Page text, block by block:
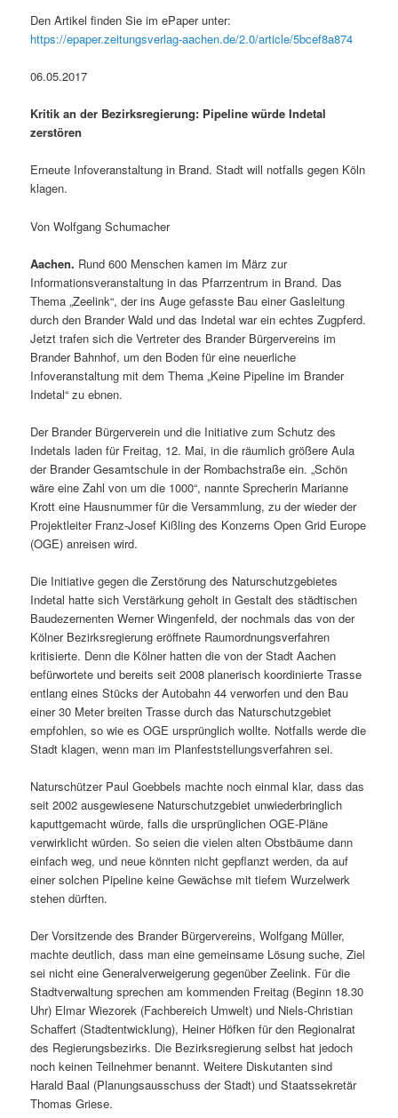
Den Artikel finden Sie im ePaper unter:
https://epaper.zeitungsverlag-aachen.de/2.0/article/5bcef8a874
06.05.2017
Kritik an der Bezirksregierung: Pipeline würde Indetal
zerstören
Erneute Infoveranstaltung in Brand. Stadt will notfalls gegen Köln
klagen.
Von Wolfgang Schumacher
Aachen. Rund 600 Menschen kamen im März zur
Informationsveranstaltung in das Pfarrzentrum in Brand. Das
Thema „Zeelink“, der ins Auge gefasste Bau einer Gas­leitung
durch den Brander Wald und das Indetal war ein echtes Zugpferd.
Jetzt trafen sich die Vertreter des Brander Bürgervereins im
Brander Bahnhof, um den Boden für eine neuerliche
Infoveranstaltung mit dem Thema „Keine Pipeline im Brander
Indetal“ zu ebnen.
Der Brander Bürgerverein und die Initiative zum Schutz des
Indetals laden für Freitag, 12. Mai, in die räumlich größere Aula
der Brander Gesamtschule in der Rombachstraße ein. „Schön
wäre eine Zahl von um die 1000“, nannte Sprecherin Marianne
Krott eine Hausnummer für die Versammlung, zu der wieder der
Projektleiter Franz-Josef Kißling des Konzerns Open Grid Europe
(OGE) anreisen wird.
Die Initiative gegen die Zerstörung des Naturschutzgebietes
Indetal hatte sich Verstärkung geholt in Gestalt des städtischen
Baudezernenten Werner Wingenfeld, der nochmals das von der
Kölner Bezirksregierung eröffnete Raumordnungsverfahren
kritisierte. Denn die Kölner hatten die von der Stadt Aachen
befürwortete und bereits seit 2008 planerisch koordinierte Trasse
entlang eines Stücks der Autobahn 44 verworfen und den Bau
einer 30 Meter breiten Trasse durch das Naturschutzgebiet
empfohlen, so wie es OGE ursprünglich wollte. Notfalls werde die
Stadt klagen, wenn man im Planfeststellungsverfahren sei.
Naturschützer Paul Goebbels machte noch einmal klar, dass das
seit 2002 ausgewiesene Naturschutzgebiet unwiederbringlich
kaputtgemacht würde, falls die ursprünglichen OGE-Pläne
verwirklicht würden. So seien die vielen alten Obstbäume dann
einfach weg, und neue könnten nicht gepflanzt werden, da auf
einer solchen Pipeline keine Gewächse mit tiefem Wurzelwerk
stehen dürften.
Der Vorsitzende des Brander Bürgervereins, Wolfgang Müller,
machte deutlich, dass man eine gemeinsame Lösung suche, Ziel
sei nicht eine Generalverweigerung gegenüber Zeelink. Für die
Stadtverwaltung sprechen am kommenden Freitag (Beginn 18.30
Uhr) Elmar Wiezorek (Fachbereich Umwelt) und Niels-Christian
Schaffert (Stadtentwicklung), Heiner Höfken für den Regionalrat
des Regierungsbezirks. Die Bezirksregierung selbst hat jedoch
noch keinen Teilnehmer benannt. Weitere Diskutanten sind
Harald Baal (Planungsausschuss der Stadt) und Staatssekretär
Thomas Griese.